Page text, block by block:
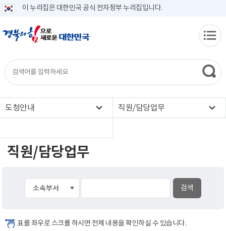
이 누리집은 대한민국 공식 전자정부 누리집입니다.
도청안내 직원/담당업무
직원/담당업무
표를 좌우로 스크롤 하시면 전체 내용을 확인하실 수 있습니다.